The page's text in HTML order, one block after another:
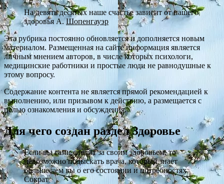
На девять десятых наше счастье зависит от нашего
здоровья А.Шопенгауэр
Эта рубрика постоянно обновляется и дополняется новым
материалом. Размещенная на сайте информация является
личным мнением авторов, в числе которых психологи,
медицинские работники и простые люди не равнодушные к
этому вопросу.
Содержание контента не является прямой рекомендацией к
выполнению, или призывом к действию, а размещается с
целью ознакомления и обсуждения.
Для чего создан раздел Здоровье
Если вы сами следит за своим здоровьем, то
невозможно подыскать врача, который знает
больше чем вы о его состоянии и потребностях
Сократ